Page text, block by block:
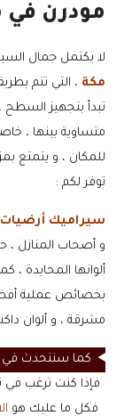
مودرن في
لا يكتمل جمال
مكة ، التي تتم
تبدأ بتجهيز
متساوية بينها ،
للمكان ، و يتمتع
توفر لكم :
سيراميك
و أصحاب المنازل ،
ألوانها المحايدة ،
بخصائص عملية
مشرقة ، و ألوان
كما سنتحدث في
فإذا كنت ترغب في
فكل ما عليك هو